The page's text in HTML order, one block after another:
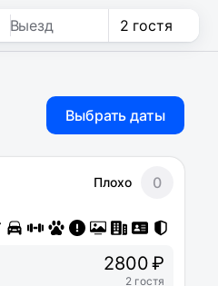
Выезд 2 гостя
Выбрать даты
Плохо 0
2800 ₽
2 гостя